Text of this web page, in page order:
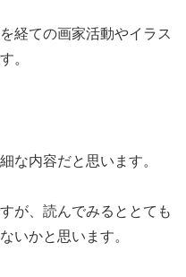
経ての画家活動やイラス
。
な内容だと思います。
が、読んでみるととても
いかと思います。